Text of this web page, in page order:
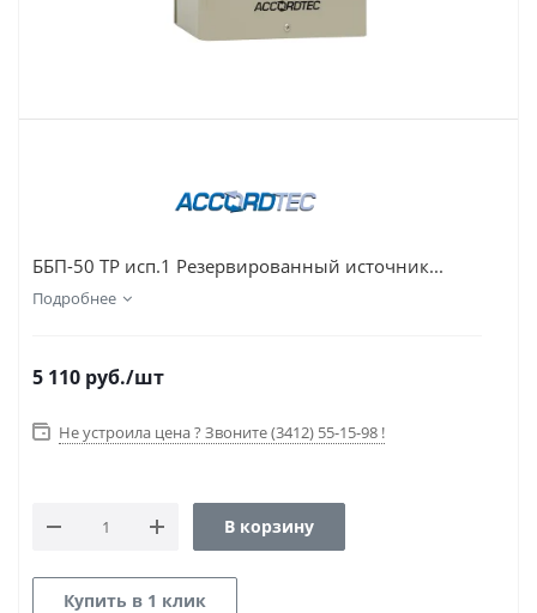
ББП-50 ТР исп.1 Резервированный источник...
Подробнее
5 110 руб./шт
Не устроила цена ? Звоните (3412) 55-15-98 !
В корзину
Купить в 1 клик